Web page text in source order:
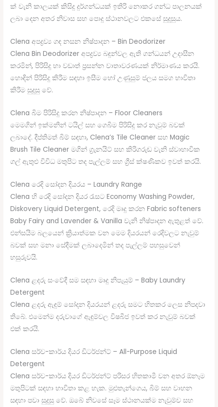
ක් වැනි කාලයක් කිසිදු දුර්ගන්ධයක් ඉතිරි නොකර ගන්ධ පාලනයක්
ලබා දෙන අතර නිවාස සහ පොදු ස්ථානවලට එකසේ සුදුසුය.
Clena අපද්‍රව්‍ය ගඳ නසන නිෂ්පාදන – Bin Deodorizer
Clena Bin Deodorizer අපද්‍රව්‍ය බඳුන්වල ඇති ගන්ධයන් උදාසීන
කරමින්, පිරිසිදු හා වඩාත් ප්‍රසන්න වාතාවරණයක් නිර්මාණය කරයි.
හොඳින් පිරිසිදු කිරීම සඳහා ඉසීම හෝ උණුසුම් ජලය සමග භාවිතා
කිරීම සුදුසු වේ.
Clena බිම පිරිසිදු කරන නිෂ්පාදන – Floor Cleaners
මෙමගින් ඉක්මනින් ටයිල් සහ ගෙබිම පිරිසිදු කර නැවුම් බවක්
ලබාදේ. දීප්තිමත් බිම් සඳහා, Clena’s Tile Cleaner සහ Magic
Brush Tile Cleaner මගින් ග්‍රැනයිට් සහ කිරිගරුඬ වැනි ස්වාභාවික
ගල් ඇතුළු විවිධ මතුපිට තද පැල්ලම් සහ ග්‍රීස් ක්ෂණිකව ඉවත් කරයි.
Clena රෙදි සෝදන දියරය – Laundry Range
Clena හි රෙදි සෝදන දියර රැසට Economy Washing Powder,
Diskovery Liquid Detergent, රෙදි මෘදු කරන Fabric softeners
Baby Fairy and Lavender & Vanilla වැනි නිෂ්පාදන ඇතුළත් වේ.
එන්සයිම බලයෙන් ක්‍රියාත්මක වන මෙම දියරයන් ‍රෙදිවලට නැවුම්
බවක් සහ මනා සේදීමක් ලබාදෙමින් තද පැල්ලම් පහසුවෙන්
හසුරුවයි.
Clena ළදරු සංවේදී සම සඳහා මෘදු නිපැයුම් – Baby Laundry
Detergent
Clena ළදරු ඇඳුම් සෝදන දියරයන් ළදරු සමට හිතකර ලෙස නිපදවා
තිබේ. එමෙන්ම දරුවාගේ ඇඳුම්වල විෂබීජ ඉවත් කර නැවුම් බවක්
එක් කරයි.
Clena සර්ව-කාර්ය දියර ඩිටර්ජන්ට් – All-Purpose Liquid
Detergent
Clena සර්ව-කාර්ය දියර ඩිටර්ජන්ට් පරිසර හිතකාමී වන අතර ඕනෑම
මතුපිටක් සඳහා භාවිතා කළ හැක. මුළුතැන්ගෙය, බිම් සහ වාහන
සඳහා පවා සුදුසු වේ. ඔබේ නිවසේ සෑම ස්ථානයක්ම නැවුම්ව සහ